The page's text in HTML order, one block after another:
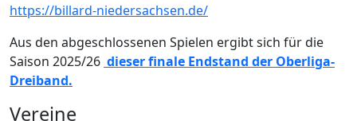
https://billard-niedersachsen.de/
Aus den abgeschlossenen Spielen ergibt sich für die
Saison 2025/26 dieser finale Endstand der Oberliga-
Dreiband.
Vereine